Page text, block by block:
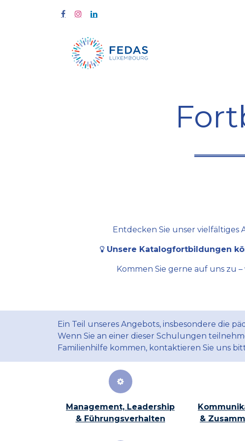
Entdecken Sie unser vielfältiges
Unsere Katalogfortbildungen
Kommen Sie gerne auf uns zu
Ein Teil unseres Angebots, insbesondere die
Wenn Sie an einer dieser Schulungen
Familienhilfe kommen, kontaktieren Sie uns
Management, Leadership
& Führungsverhalten
&